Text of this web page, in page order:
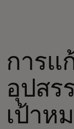
สำหรับธุ
เพื่อโลก
สำหรับผู้ส
การแ
อุปสร
เป้าห